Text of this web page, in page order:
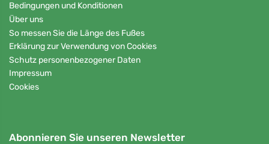
Bedingungen und Konditionen
Über uns
So messen Sie die Länge des Fußes
Erklärung zur Verwendung von Cookies
Schutz personenbezogener Daten
Impressum
Cookies
Abonnieren Sie unseren Newsletter